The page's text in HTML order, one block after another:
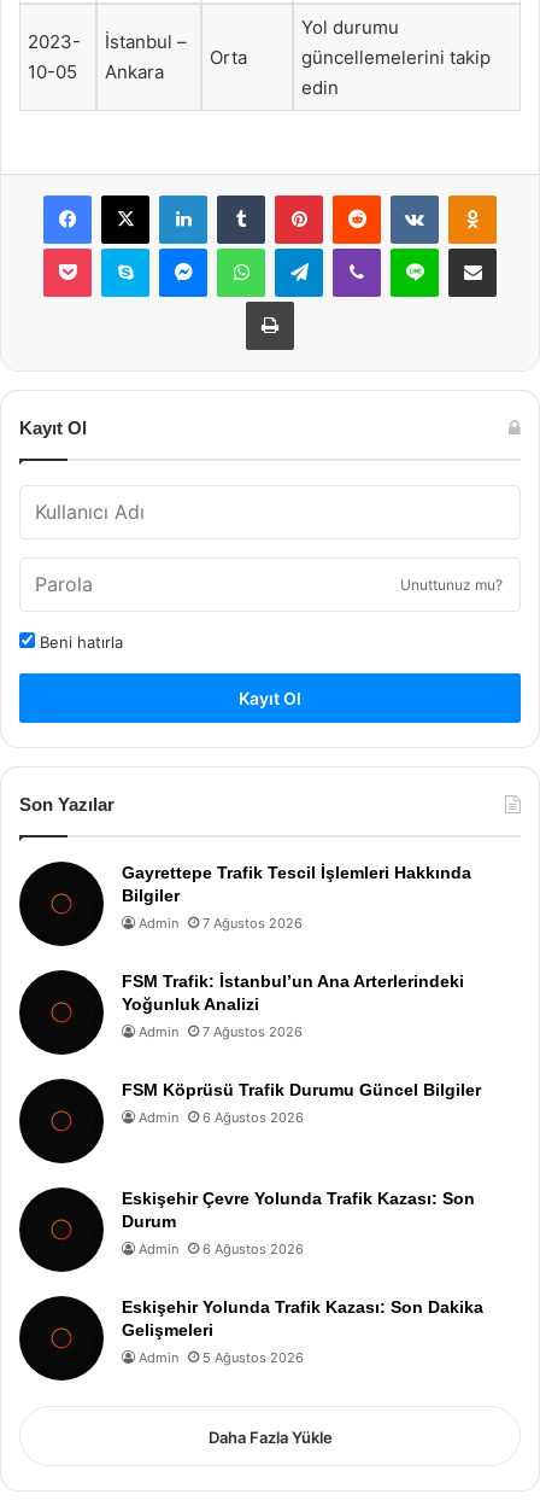
2023-
10-05
İstanbul –
Ankara
Orta
Yol durumu
güncellemelerini takip
edin
Facebook
X LinkedInTumblr PinterestReddit VKontakte
Pocket Skype MessengerWhatsAppTelegramViber Line E-Posta ile
Yazdır
Kayıt Ol
Unuttunuz mu?
Beni hatırla
Kayıt Ol
Son Yazılar
Gayrettepe Trafik Tescil İşlemleri Hakkında
Bilgiler
Admin 7 Ağustos 2026
FSM Trafik: İstanbul’un Ana Arterlerindeki
Yoğunluk Analizi
Admin 7 Ağustos 2026
FSM Köprüsü Trafik Durumu Güncel Bilgiler
Admin 6 Ağustos 2026
Eskişehir Çevre Yolunda Trafik Kazası: Son
Durum
Admin 6 Ağustos 2026
Eskişehir Yolunda Trafik Kazası: Son Dakika
Gelişmeleri
Admin 5 Ağustos 2026
Daha Fazla Yükle